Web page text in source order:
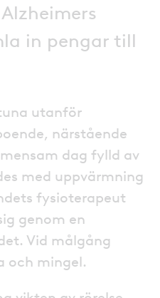
in pengar till
utanför
närstående
dag fylld av
med uppvärmning
fysioterapeut
genom en
Vid målgång
och mingel.